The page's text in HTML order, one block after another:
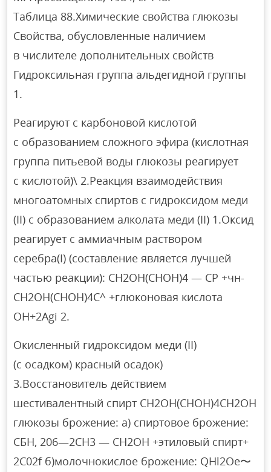
Таблица 88.Химические свойства глюкозы
Свойства, обусловленные наличием
в числителе дополнительных свойств
Гидроксильная группа альдегидной группы
1.
Реагируют с карбоновой кислотой
с образованием сложного эфира (кислотная
группа питьевой воды глюкозы реагирует
с кислотой)\ 2.Реакция взаимодействия
многоатомных спиртов с гидроксидом меди
(II) с образованием алколата меди (II) 1.Оксид
реагирует с аммиачным раствором
серебра(I) (составление является лучшей
частью реакции): СН2ОН(СНОН)4 — СР +чн-
СН2ОН(СНОН)4С^ +глюконовая кислота
ОН+2Agi 2.
Окисленный гидроксидом меди (II)
(с осадком) красный осадок)
3.Восстановитель действием
шестивалентный спирт СН2ОН(СНОН)4СН2ОН
глюкозы брожение: а) спиртовое брожение:
СБН, 206—2CH3 — CH2OH +этиловый спирт+
2C02f б)молочнокислое брожение: QHl2Oe〜